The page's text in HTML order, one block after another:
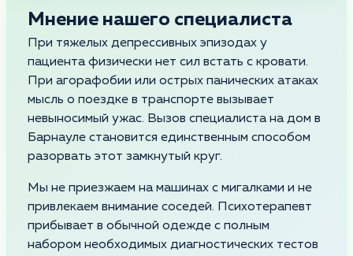
Мнение нашего специалиста
При тяжелых депрессивных эпизодах у
пациента физически нет сил встать с кровати.
При агорафобии или острых панических атаках
мысль о поездке в транспорте вызывает
невыносимый ужас. Вызов специалиста на дом в
Барнауле становится единственным способом
разорвать этот замкнутый круг.
Мы не приезжаем на машинах с мигалками и не
привлекаем внимание соседей. Психотерапевт
прибывает в обычной одежде с полным
набором необходимых диагностических тестов